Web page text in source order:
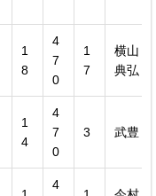
1
8
4
7
0
1
7
横山
典弘
1
4
4
7
0
3 武豊
4